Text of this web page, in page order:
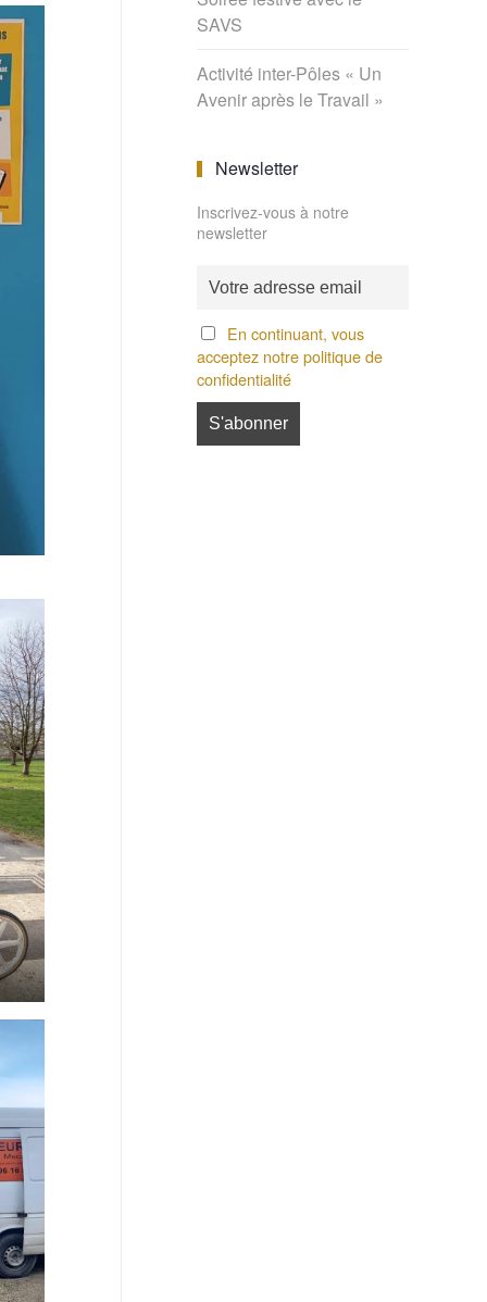
SAVS
Activité inter-Pôles « Un
Avenir après le Travail »
Newsletter
Inscrivez-vous à notre
newsletter
En continuant, vous
acceptez notre politique de
confidentialité